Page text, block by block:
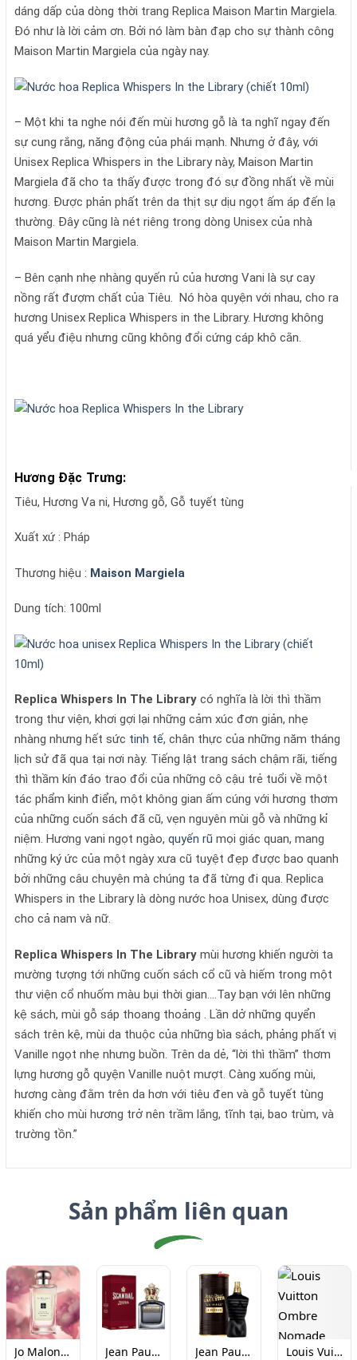
dáng dấp của dòng thời trang Replica Maison Martin Margiela.
Đó như là lời cảm ơn. Bởi nó làm bàn đạp cho sự thành công
Maison Martin Margiela của ngày nay.
– Một khi ta nghe nói đến mùi hương gỗ là ta nghĩ ngay đến
sự cung rắng, năng động của phái mạnh. Nhưng ở đây, với
Unisex Replica Whispers in the Library này, Maison Martin
Margiela đã cho ta thấy được trong đó sự đồng nhất về mùi
hương. Được phản phất trên da thịt sự dịu ngọt ấm áp đến lạ
thường. Đây cũng là nét riêng trong dòng Unisex của nhà
Maison Martin Margiela.
– Bên cạnh nhẹ nhàng quyến rủ của hương Vani là sự cay
nồng rất đượm chất của Tiêu. Nó hòa quyện với nhau, cho ra
hương Unisex Replica Whispers in the Library. Hương không
quá yểu điệu nhưng cũng không đổi cứng cáp khô cằn.
Hương Đặc Trưng:
Tiêu, Hương Va ni, Hương gỗ, Gỗ tuyết tùng
Xuất xứ : Pháp
Thương hiệu : Maison Margiela
Dung tích: 100ml
Replica Whispers In The Library có nghĩa là lời thì thầm
trong thư viện, khơi gợi lại những cảm xúc đơn giản, nhẹ
nhàng nhưng hết sức tinh tế, chân thực của những năm tháng
lịch sử đã qua tại nơi này. Tiếng lật trang sách chậm rãi, tiếng
thì thầm kín đáo trao đổi của những cô cậu trẻ tuổi về một
tác phẩm kinh điển, một không gian ấm cúng với hương thơm
của những cuốn sách đã cũ, vẹn nguyên mùi gỗ và những kỉ
niệm. Hương vani ngọt ngào, quyến rũ mọi giác quan, mang
những ký ức của một ngày xưa cũ tuyệt đẹp được bao quanh
bởi những câu chuyện mà chúng ta đã từng đi qua. Replica
Whispers in the Library là dòng nước hoa Unisex, dùng được
cho cả nam và nữ.
Replica Whispers In The Library mùi hương khiến người ta
mường tượng tới những cuốn sách cổ cũ và hiếm trong một
thư viện cổ nhuốm màu bụi thời gian….Tay bạn với lên những
kệ sách, mùi gỗ sáp thoang thoảng . Lần dở những quyển
sách trên kệ, mùi da thuộc của những bìa sách, phảng phất vị
Vanille ngọt nhẹ nhưng buồn. Trên da dẻ, “lời thì thầm” thơm
lựng hương gỗ quyện Vanille nuột mượt. Càng xuống mùi,
hương càng đằm trên da hơn với tiêu đen và gỗ tuyết tùng
khiến cho mùi hương trở nên trầm lắng, tĩnh tại, bao trùm, và
trường tồn.”
Sản phẩm liên quan
Jo Malone Peony & Blush Suede Cologne (100ml) Jean Paul Gaultier Scandal Pour Homme EDT 100 Jean Paul Gaultier Le Male Le Parfum Chiết 10ml Louis Vuitton Ombre Nomade Chiết 10ml